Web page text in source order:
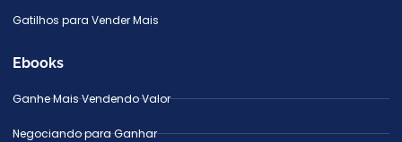
Gatilhos para Vender Mais
Ebooks
Ganhe Mais Vendendo Valor
Negociando para Ganhar